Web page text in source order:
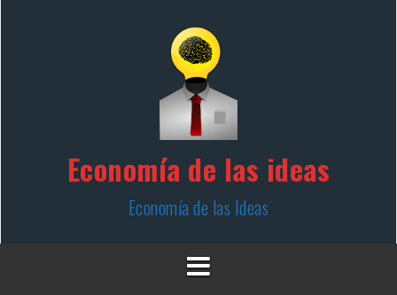
Economía de las ideas
Economía de las Ideas